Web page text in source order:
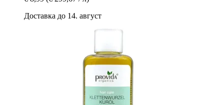
Доставка до 14. август